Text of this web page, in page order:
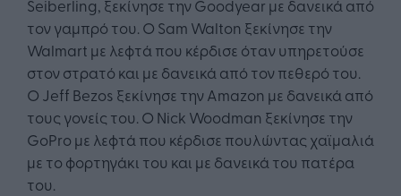
Seiberling, ξεκίνησε την Goodyear με δανεικά από
τον γαμπρό του. Ο Sam Walton ξεκίνησε την
Walmart με λεφτά που κέρδισε όταν υπηρετούσε
στον στρατό και με δανεικά από τον πεθερό του.
Ο Jeff Bezos ξεκίνησε την Amazon με δανεικά από
τους γονείς του. Ο Nick Woodman ξεκίνησε την
GoPro με λεφτά που κέρδισε πουλώντας χαϊμαλιά
με το φορτηγάκι του και με δανεικά του πατέρα
του.